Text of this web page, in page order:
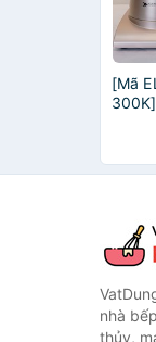
[Mã
nhà
thủy,